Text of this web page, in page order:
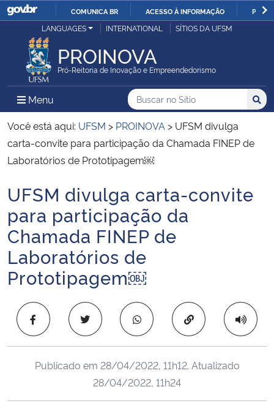
IR
O
COMUNICA BR ACESSO À INFORMAÇÃO
Ministério da Justiça e Segurança Pública
Ministério da Defesa
Ministério das Relações Exteriores
Ministério da Economia
Ministério da Infraestrutura
Ministério da Agricultura, Pecuária e Abastecimento
Ministério da Educação
Ministério da Cidadania
Ministério da Saúde
Ministério de Minas e Energia
Ministério da Ciência, Tecnologia, Inovações e Comunicações
LANGUAGES INTERNATIONAL SÍTIOS DA UFSM
PROINOVA
Pró-Reitoria de Inovação e Empreendedorismo
Menu Menu Principal do Sítio
Busca
Buscar no no Sítio
Busca:
Você está aqui: UFSM > PROINOVA > UFSM divulga
carta-convite para participação da Chamada FINEP de
Laboratórios de Prototipagem￼
Início do conteúdo
UFSM divulga carta-convite
para participação da
Chamada FINEP de
Laboratórios de
Prototipagem￼
Copiar para área
Publicado em 28/04/2022, 11h12. Atualizado
28/04/2022, 11h24